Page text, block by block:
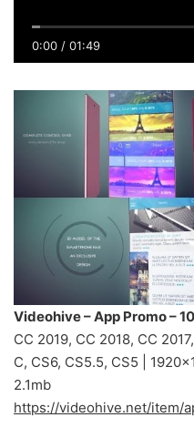
0:00 / 01:49
Videohive – App Promo –
CC 2019, CC 2018, CC
C, CS6, CS5.5, CS5 |
2.1mb
https://videohive.net/item/